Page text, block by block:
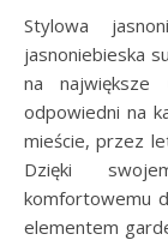
Stylowa
jasnoniebieska
na
odpowiedni na
mieście, przez
Dzięki
komfortowemu
elementem